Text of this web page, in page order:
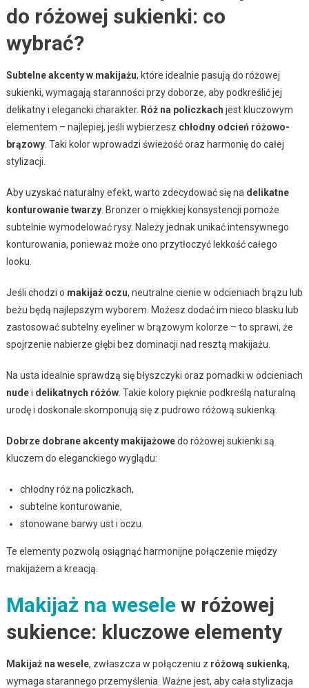
do różowej sukienki: co
wybrać?
Subtelne akcenty w makijażu, które idealnie pasują do różowej
sukienki, wymagają staranności przy doborze, aby podkreślić jej
delikatny i elegancki charakter. Róż na policzkach jest kluczowym
elementem – najlepiej, jeśli wybierzesz chłodny odcień różowo-
brązowy. Taki kolor wprowadzi świeżość oraz harmonię do całej
stylizacji.
Aby uzyskać naturalny efekt, warto zdecydować się na delikatne
konturowanie twarzy. Bronzer o miękkiej konsystencji pomoże
subtelnie wymodelować rysy. Należy jednak unikać intensywnego
konturowania, ponieważ może ono przytłoczyć lekkość całego
looku.
Jeśli chodzi o makijaż oczu, neutralne cienie w odcieniach brązu lub
beżu będą najlepszym wyborem. Możesz dodać im nieco blasku lub
zastosować subtelny eyeliner w brązowym kolorze – to sprawi, że
spojrzenie nabierze głębi bez dominacji nad resztą makijażu.
Na usta idealnie sprawdzą się błyszczyki oraz pomadki w odcieniach
nudei delikatnych różów. Takie kolory pięknie podkreślą naturalną
urodę i doskonale skomponują się z pudrowo różową sukienką.
Dobrze dobrane akcenty makijażowedo różowej sukienki są
kluczem do eleganckiego wyglądu:
chłodny róż na policzkach,
subtelne konturowanie,
stonowane barwy ust i oczu.
Te elementy pozwolą osiągnąć harmonijne połączenie między
makijażem a kreacją.
Makijaż na weselew różowej
sukience: kluczowe elementy
Makijaż na wesele, zwłaszcza w połączeniu z różową sukienką,
wymaga starannego przemyślenia. Ważne jest, aby cała stylizacja